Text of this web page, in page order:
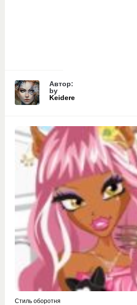
Автор:
by
Keidere
Стиль оборотня